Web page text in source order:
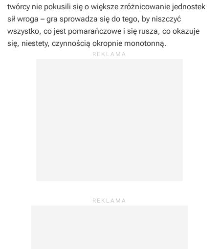
twórcy nie pokusili się o większe zróżnicowanie jednostek
sił wroga – gra sprowadza się do tego, by niszczyć
wszystko, co jest pomarańczowe i się rusza, co okazuje
się, niestety, czynnością okropnie monotonną.